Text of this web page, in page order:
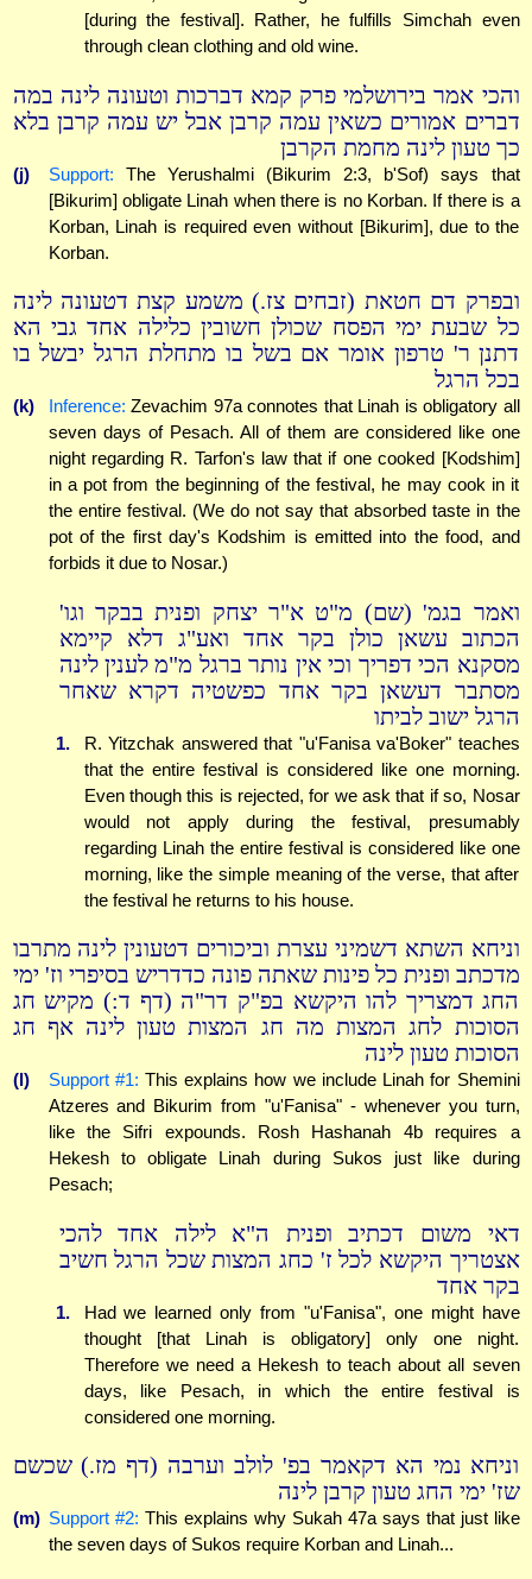
[during the festival]. Rather, he fulfills Simchah even
through clean clothing and old wine.
והכי אמר בירושלמי פרק קמא דברכות וטעונה לינה במה
דברים אמורים כשאין עמה קרבן אבל יש עמה קרבן בלא
כך טעון לינה מחמת הקרבן
(j) Support: The Yerushalmi (Bikurim 2:3, b'Sof) says that
[Bikurim] obligate Linah when there is no Korban. If there is a
Korban, Linah is required even without [Bikurim], due to the
Korban.
ובפרק דם חטאת (זבחים צז.) משמע קצת דטעונה לינה
כל שבעת ימי הפסח שכולן חשובין כלילה אחד גבי הא
דתנן ר' טרפון אומר אם בשל בו מתחלת הרגל יבשל בו
בכל הרגל
(k) Inference: Zevachim 97a connotes that Linah is obligatory all
seven days of Pesach. All of them are considered like one
night regarding R. Tarfon's law that if one cooked [Kodshim]
in a pot from the beginning of the festival, he may cook in it
the entire festival. (We do not say that absorbed taste in the
pot of the first day's Kodshim is emitted into the food, and
forbids it due to Nosar.)
ואמר בגמ' (שם) מ"ט א"ר יצחק ופנית בבקר וגו'
הכתוב עשאן כולן בקר אחד ואע"ג דלא קיימא
מסקנא הכי דפריך וכי אין נותר ברגל מ"מ לענין לינה
מסתבר דעשאן בקר אחד כפשטיה דקרא שאחר
הרגל ישוב לביתו
1.
R. Yitzchak answered that "u'Fanisa va'Boker" teaches
that the entire festival is considered like one morning.
Even though this is rejected, for we ask that if so, Nosar
would not apply during the festival, presumably
regarding Linah the entire festival is considered like one
morning, like the simple meaning of the verse, that after
the festival he returns to his house.
וניחא השתא דשמיני עצרת וביכורים דטעונין לינה מתרבו
מדכתב ופנית כל פינות שאתה פונה כדדריש בסיפרי וז' ימי
החג דמצריך להו היקשא בפ"ק דר"ה (דף ד:) מקיש חג
הסוכות לחג המצות מה חג המצות טעון לינה אף חג
הסוכות טעון לינה
(l) Support #1: This explains how we include Linah for Shemini
Atzeres and Bikurim from "u'Fanisa" - whenever you turn,
like the Sifri expounds. Rosh Hashanah 4b requires a
Hekesh to obligate Linah during Sukos just like during
Pesach;
דאי משום דכתיב ופנית ה"א לילה אחד להכי
אצטריך היקשא לכל ז' כחג המצות שכל הרגל חשיב
בקר אחד
1.
Had we learned only from "u'Fanisa", one might have
thought [that Linah is obligatory] only one night.
Therefore we need a Hekesh to teach about all seven
days, like Pesach, in which the entire festival is
considered one morning.
וניחא נמי הא דקאמר בפ' לולב וערבה (דף מז.) שכשם
שז' ימי החג טעון קרבן לינה
(m) Support #2: This explains why Sukah 47a says that just like
the seven days of Sukos require Korban and Linah...